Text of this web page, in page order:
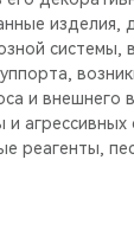
изделия,
системы,
и внешнего
агрессивных
реагенты,